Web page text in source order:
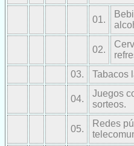
01.
02.
03. Tabacos
04.
Juegos
sorteos.
05.
Redes